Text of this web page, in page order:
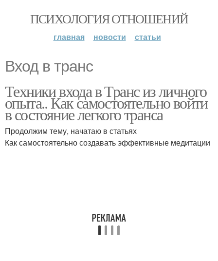
ПСИХОЛОГИЯ ОТНОШЕНИЙ
главная новости статьи
Вход в транс
Техники входа в Транс из личного
опыта.. Как самостоятельно войти
в состояние легкого транса
Продолжим тему, начатаю в статьях
Как самостоятельно создавать эффективные медитации